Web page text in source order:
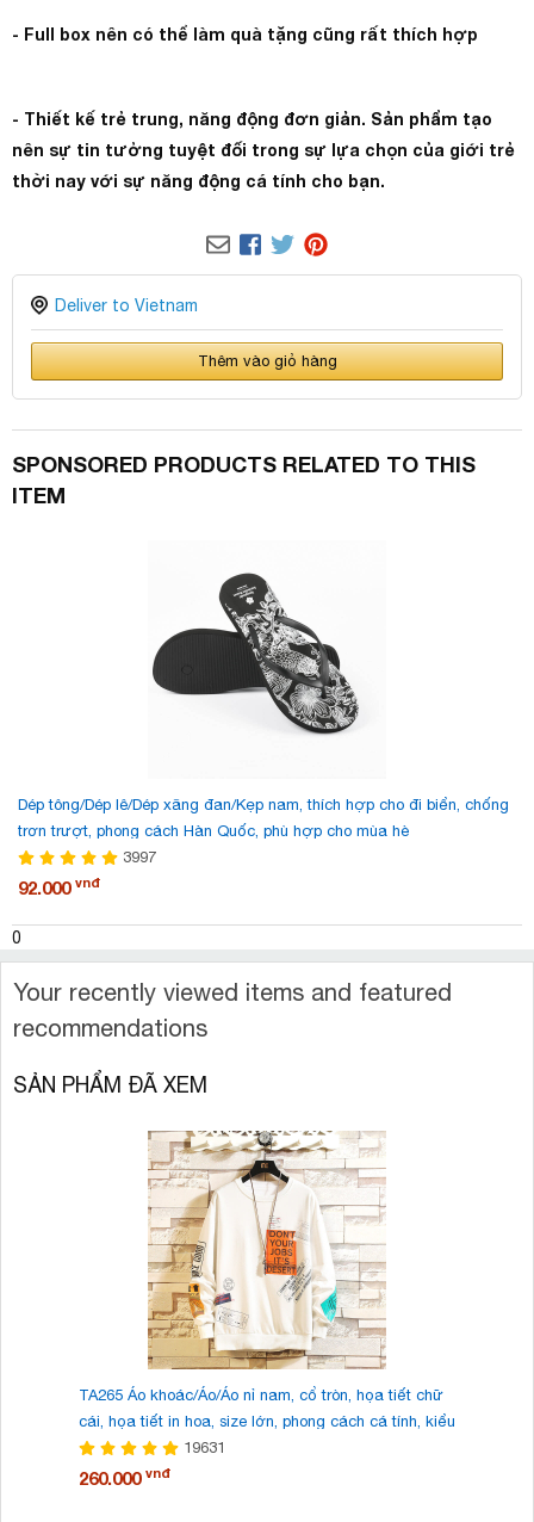
- Full box nên có thể làm quà tặng cũng rất thích hợp
- Thiết kế trẻ trung, năng động đơn giản. Sản phẩm tạo
nên sự tin tưởng tuyệt đối trong sự lựa chọn của giới trẻ
thời nay với sự năng động cá tính cho bạn.
Deliver to Vietnam
Thêm vào giỏ hàng
SPONSORED PRODUCTS RELATED TO THIS
ITEM
Dép tông/Dép lê/Dép xăng đan/Kẹp nam, thích hợp cho đi biển, chống
trơn trượt, phong cách Hàn Quốc, phù hợp cho mùa hè
3997
92.000 vnđ
0
Your recently viewed items and featured
recommendations
SẢN PHẨM ĐÃ XEM
TA265 Áo khoác/Áo/Áo nỉ nam, cổ tròn, họa tiết chữ
cái, họa tiết in hoa, size lớn, phong cách cá tính, kiểu
dáng thời trang, mẫu mới mùa thu này
19631
260.000 vnđ